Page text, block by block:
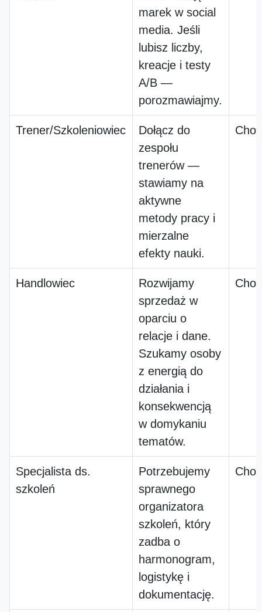
marek w social
media. Jeśli
lubisz liczby,
kreacje i testy
A/B —
porozmawiajmy.
Trener/Szkoleniowiec
Dołącz do
zespołu
trenerów —
stawiamy na
aktywne
metody pracy i
mierzalne
efekty nauki.
Handlowiec
Rozwijamy
sprzedaż w
oparciu o
relacje i dane.
Szukamy osoby
z energią do
działania i
konsekwencją
w domykaniu
tematów.
Specjalista ds.
szkoleń
Potrzebujemy
sprawnego
organizatora
szkoleń, który
zadba o
harmonogram,
logistykę i
dokumentację.